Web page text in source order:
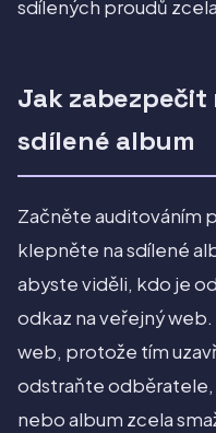
sdílených proudů
Jak
sdílené album
Začněte auditováním
klepněte na sdílené
abyste viděli, kdo je
odkaz na veřejný
web, protože tím
odstraňte
nebo album zcela